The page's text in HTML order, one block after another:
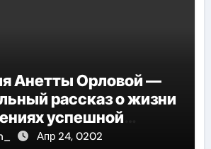
Анетты Орловой —
рассказ о жизни
успешной
Апр 24, 0202